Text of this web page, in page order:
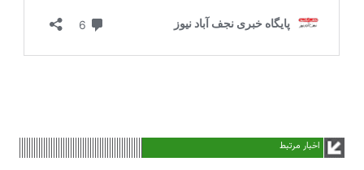
اخبار مرتبط